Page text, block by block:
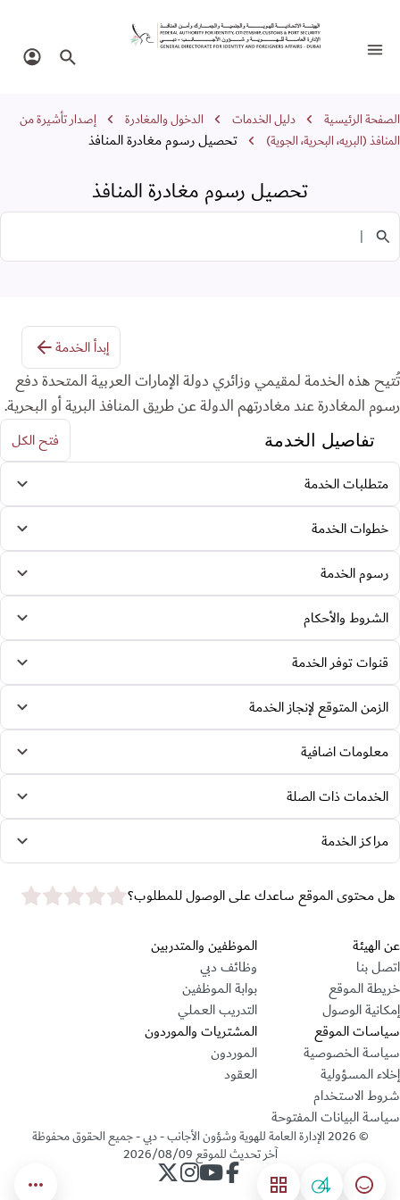
تحصيل رسوم مغادرة المنافذ
تبديل التنقل البحث في
مسار التنقل
الصفحة الرئيسية دليل الخدمات الدخول والمغادرة
إصدار تأشيرة من
المنافذ (البريه، البحرية، الجوية)
تحصيل رسوم مغادرة المنافذ
تحصيل رسوم مغادرة المنافذ
إبدأ الخدمة
تُتيح هذه الخدمة لمقيمي وزائري دولة الإمارات العربية المتحدة دفع
رسوم المغادرة عند مغادرتهم الدولة عن طريق المنافذ البرية أو البحرية.
تفاصيل الخدمة
فتح الكل
متطلبات الخدمة
خطوات الخدمة
رسوم الخدمة
الشروط والأحكام
قنوات توفر الخدمة
الزمن المتوقع لإنجاز الخدمة
معلومات اضافية
الخدمات ذات الصلة
مراكز الخدمة
هل محتوى الموقع ساعدك على الوصول للمطلوب؟star rating
قسم التذييل
عن الهيئة
اتصل بنا
خريطة الموقع
إمكانية الوصول
الموظفين والمتدربين
وظائف دبي
بوابة الموظفين
التدريب العملي
سياسات الموقع
سياسة الخصوصية
إخلاء المسؤولية
شروط الاستخدام
سياسة البيانات المفتوحة
المشتريات والموردون
الموردون
العقود
©
2026الإدارة العامة للهوية وشؤون الأجانب - دبي - جميع الحقوق محفوظة
آخر تحديث للموقع2026/08/09
حساب الإدارة على فيسبوك
حساب الإدارة على يوتيوب
حساب الإدارة على انستجرام
حساب الإدارة على تويتر
مؤشر السعادة
04 القائمة